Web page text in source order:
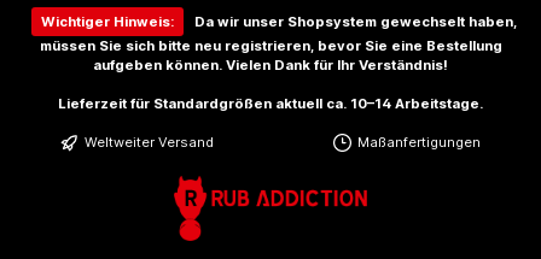
springen
Wichtiger Hinweis:
Da wir unser Shopsystem gewechselt haben,
müssen Sie sich bitte neu registrieren, bevor Sie eine Bestellung
aufgeben können. Vielen Dank für Ihr Verständnis!
Lieferzeit für Standardgrößen aktuell ca. 10–14 Arbeitstage.
Weltweiter Versand Maßanfertigungen